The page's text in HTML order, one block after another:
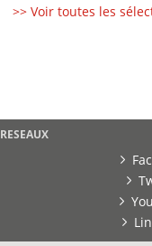
>> Voir toutes les
RESEAUX